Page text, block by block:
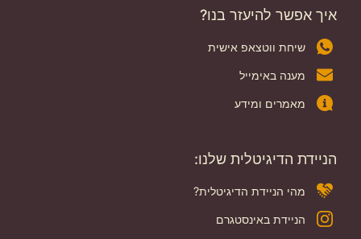
איך אפשר להיעזר בנו?
שיחת ווטצאפ אישית
מענה באימייל
מאמרים ומידע
הניידת הדיגיטלית שלנו:
מהי הניידת הדיגיטלית?
הניידת באינסטגרם